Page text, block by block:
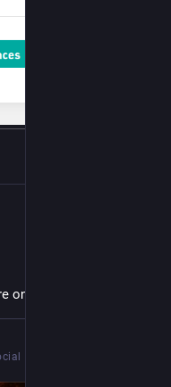
on the fedi